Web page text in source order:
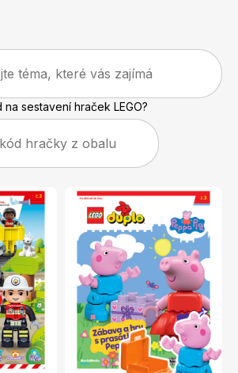
Marianne Bydlení
Marianne Venkov & styl
sestavení hraček LEGO?